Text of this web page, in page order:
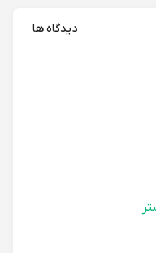
دیدگاه ها